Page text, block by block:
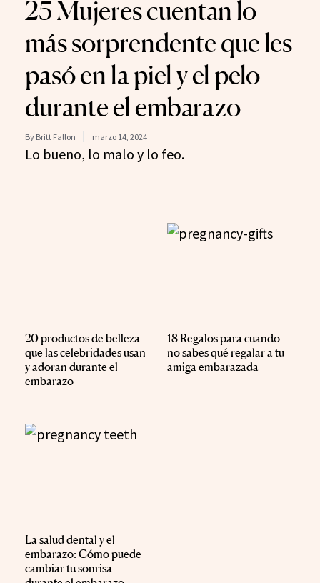
25 Mujeres cuentan lo
más sorprendente que les
pasó en la piel y el pelo
durante el embarazo
By Britt Fallon marzo 14, 2024
Lo bueno, lo malo y lo feo.
20 productos de belleza
que las celebridades usan
y adoran durante el
embarazo
18 Regalos para cuando
no sabes qué regalar a tu
amiga embarazada
La salud dental y el
embarazo: Cómo puede
cambiar tu sonrisa